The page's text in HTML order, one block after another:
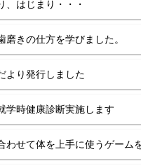
、はじまり・・・
磨きの仕方を学びました。
より発行しました
学時健康診断実施します
わせて体を上手に使うゲーム